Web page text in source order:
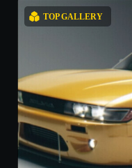
TOP GALLERY